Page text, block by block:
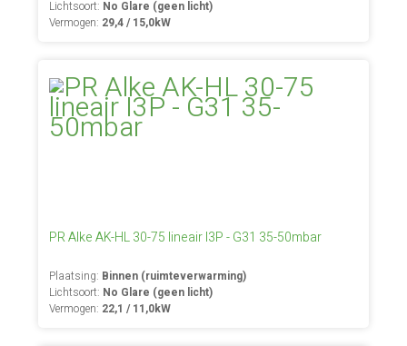
Lichtsoort: No Glare (geen licht)
Vermogen: 29,4 / 15,0kW
PR Alke AK-HL 30-75 lineair I3P - G31 35-50mbar
Plaatsing: Binnen (ruimteverwarming)
Lichtsoort: No Glare (geen licht)
Vermogen: 22,1 / 11,0kW